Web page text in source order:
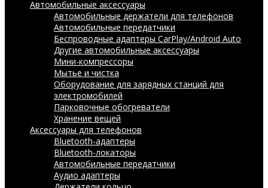
Автомобильные аксессуары
Автомобильные держатели для телефонов
Автомобильные передатчики
Беспроводные адаптеры CarPlay/Android Auto
Другие автомобильные аксессуары
Мини-компрессоры
Мытье и чистка
Оборудование для зарядных станций для
электромобилей
Парковочные обогреватели
Хранение вещей
Аксессуары для телефонов
Bluetooth-адаптеры
Bluetooth-локаторы
Автомобильные передатчики
Аудио адаптеры